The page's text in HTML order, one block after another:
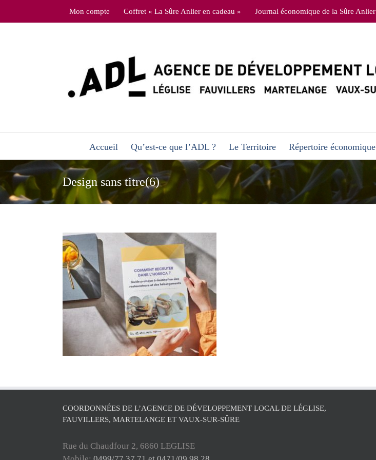
Mon compte Coffret « La Sûre Anlier en cadeau » Journal économique de la Sûre Anlier
Accueil Qu’est-ce que l’ADL ? Le Territoire Répertoire économique
Design sans titre(6)
COORDONNÉES DE L’AGENCE DE DÉVELOPPEMENT LOCAL DE LÉGLISE,
FAUVILLERS, MARTELANGE ET VAUX-SUR-SÛRE
Rue du Chaudfour 2, 6860 LEGLISE